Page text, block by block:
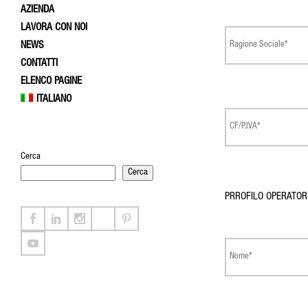
AZIENDA
LAVORA CON NOI
NEWS
CONTATTI
ELENCO PAGINE
ITALIANO
Cerca
Cerca
PRROFILO